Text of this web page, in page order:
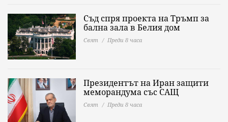
Съд спря проекта на Тръмп за
бална зала в Белия дом
Свят Преди 8 часа
Президентът на Иран защити
меморандума със САЩ
Свят Преди 8 часа